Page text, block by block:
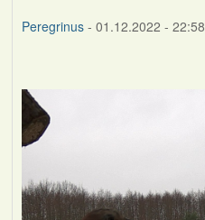
Peregrinus- 01.12.2022 - 22:58